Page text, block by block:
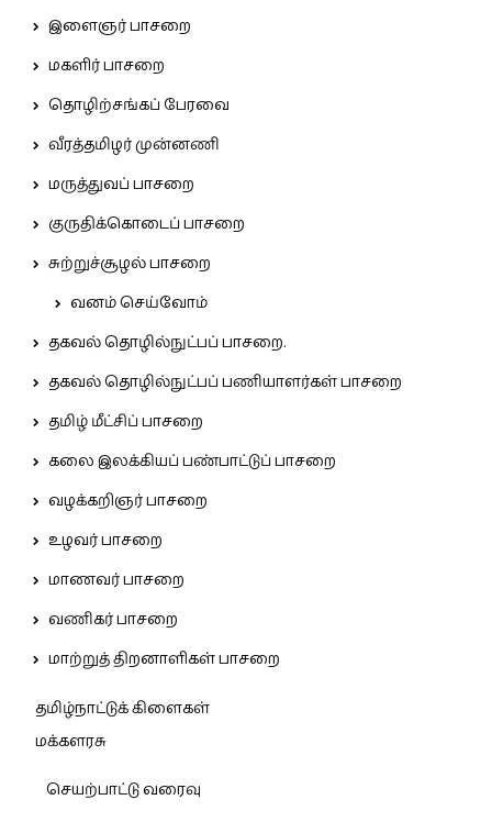
இளைஞர் பாசறை
மகளிர் பாசறை
தொழிற்சங்கப் பேரவை
வீரத்தமிழர் முன்னணி
மருத்துவப் பாசறை
குருதிக்கொடைப் பாசறை
சுற்றுச்சூழல் பாசறை
வனம் செய்வோம்
தகவல் தொழில்நுட்பப் பாசறை.
தகவல் தொழில்நுட்பப் பணியாளர்கள் பாசறை
தமிழ் மீட்சிப் பாசறை
கலை இலக்கியப் பண்பாட்டுப் பாசறை
வழக்கறிஞர் பாசறை
உழவர் பாசறை
மாணவர் பாசறை
வணிகர் பாசறை
மாற்றுத் திறனாளிகள் பாசறை
தமிழ்நாட்டுக் கிளைகள்
மக்களரசு
செயற்பாட்டு வரைவு